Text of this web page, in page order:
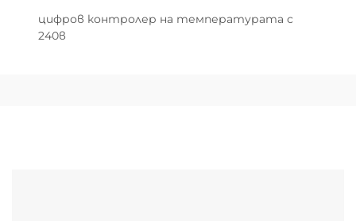
цифров контролер на температурата с
240в